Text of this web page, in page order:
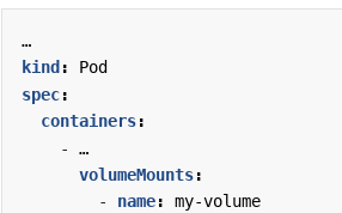
…
kind :
Pod
spec:
containers:
- …
volumeMounts:
- name:
my-volume